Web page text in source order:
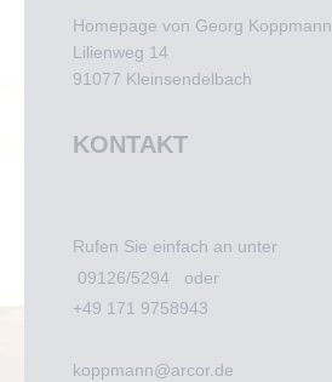
Homepage von Georg Koppmann
Lilienweg 14
91077 Kleinsendelbach
KONTAKT
Rufen Sie einfach an unter
09126/5294 oder
+49 171 9758943
koppmann@arcor.de